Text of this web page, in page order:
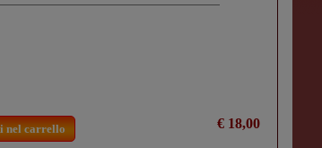
€ 18,00
nel carrello